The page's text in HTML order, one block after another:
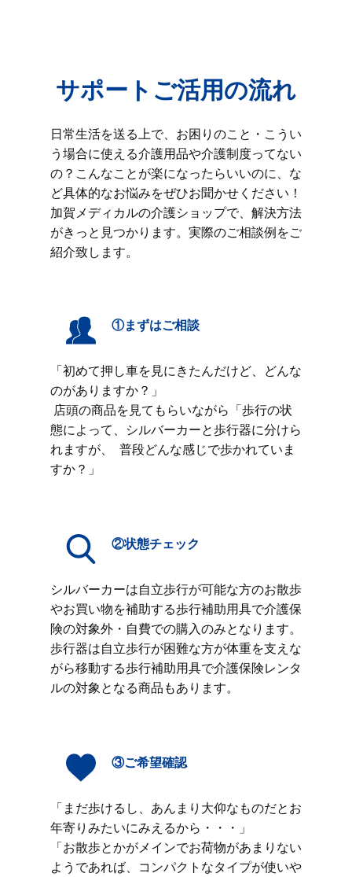
サポートご活用の流れ
日常生活を送る上で、お困りのこと・こうい
う場合に使える介護用品や介護制度ってない
の？こんなことが楽になったらいいのに、な
ど具体的なお悩みをぜひお聞かせください！
加賀メディカルの介護ショップで、解決方法
がきっと見つかります。実際のご相談例をご
紹介致します。
①まずはご相談
「初めて押し車を見にきたんだけど、どんな
のがありますか？」
店頭の商品を見てもらいながら「歩行の状
態によって、シルバーカーと歩行器に分けら
れますが、 普段どんな感じで歩かれていま
すか？」
②状態チェック
シルバーカーは自立歩行が可能な方のお散歩
やお買い物を補助する歩行補助用具で介護保
険の対象外・自費での購入のみとなります。
歩行器は自立歩行が困難な方が体重を支えな
がら移動する歩行補助用具で介護保険レンタ
ルの対象となる商品もあります。
③ご希望確認
「まだ歩けるし、あんまり大仰なものだとお
年寄りみたいにみえるから・・・」
「お散歩とかがメインでお荷物があまりない
ようであれば、コンパクトなタイプが使いや